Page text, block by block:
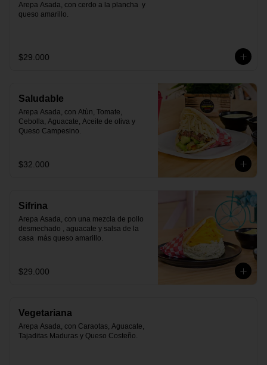
Arepa Asada, con cerdo a la plancha  y
queso amarillo.
$29.000
Saludable
Arepa Asada, con Atùn, Tomate,
Cebolla, Aguacate, Aceite de oliva y
Queso Campesino.
$32.000
Sifrina
Arepa Asada, con una mezcla de pollo
desmechado , aguacate y salsa de la
casa  más queso amarillo.
$29.000
Vegetariana
Arepa Asada, con Caraotas, Aguacate,
Tajaditas Maduras y Queso Costeño.